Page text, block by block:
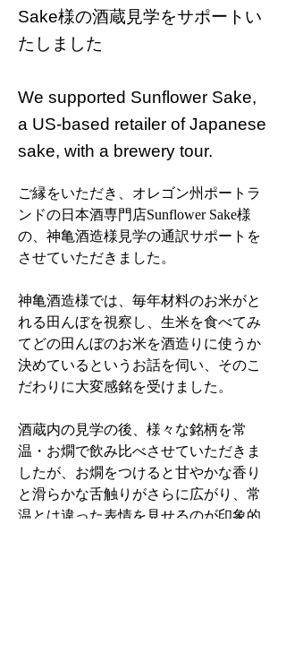
Sake様の酒蔵見学をサポートい
たしました
We supported Sunflower Sake,
a US-based retailer of Japanese
sake, with a brewery tour.
ご縁をいただき、オレゴン州ポートラ
ンドの日本酒専門店Sunflower Sake様
の、神亀酒造様見学の通訳サポートを
させていただきました。
神亀酒造様では、毎年材料のお米がと
れる田んぼを視察し、生米を食べてみ
てどの田んぼのお米を酒造りに使うか
決めているというお話を伺い、そのこ
だわりに大変感銘を受けました。
酒蔵内の見学の後、様々な銘柄を常
温・お燗で飲み比べさせていただきま
したが、お燗をつけると甘やかな香り
と滑らかな舌触りがさらに広がり、常
温とは違った表情を見せるのが印象的